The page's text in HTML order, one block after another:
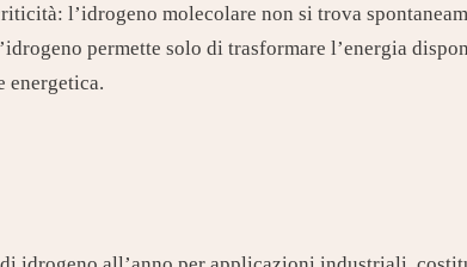
l’idrogeno molecolare non si trova
permette solo di trasformare l’energia
energetica.